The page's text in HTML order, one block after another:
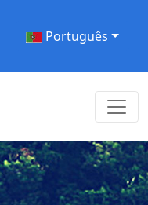
Português